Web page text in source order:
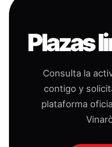
Plazas
Consulta la
contigo y
plataforma